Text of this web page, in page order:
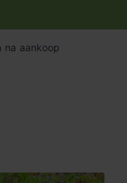
na aankoop